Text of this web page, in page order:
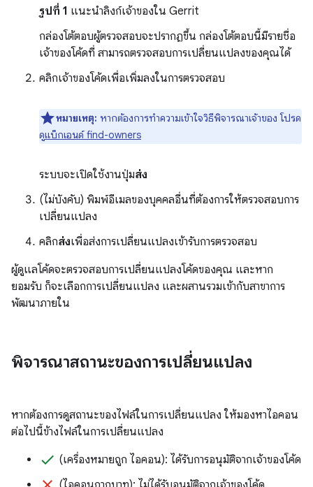
รูปที่ 1 แนะนำลิงก์เจ้าของใน Gerrit
กล่องโต้ตอบผู้ตรวจสอบจะปรากฏขึ้น กล่องโต้ตอบนี้มีรายชื่อ
เจ้าของโค้ดที่ สามารถตรวจสอบการเปลี่ยนแปลงของคุณได้
คลิกเจ้าของโค้ดเพื่อเพิ่มลงในการตรวจสอบ
หมายเหตุ: หากต้องการทำความเข้าใจวิธีพิจารณาเจ้าของ โปรด
ดูแบ็กเอนด์ find-owners
ระบบจะเปิดใช้งานปุ่มส่ง
(ไม่บังคับ) พิมพ์อีเมลของบุคคลอื่นที่ต้องการให้ตรวจสอบการ
เปลี่ยนแปลง
คลิกส่งเพื่อส่งการเปลี่ยนแปลงเข้ารับการตรวจสอบ
ผู้ดูแลโค้ดจะตรวจสอบการเปลี่ยนแปลงโค้ดของคุณ และหาก
ยอมรับ ก็จะเลือกการเปลี่ยนแปลง และผสานรวมเข้ากับสาขาการ
พัฒนาภายใน
พิจารณาสถานะของการเปลี่ยนแปลง
หากต้องการดูสถานะของไฟล์ในการเปลี่ยนแปลง ให้มองหาไอคอน
ต่อไปนี้ข้างไฟล์ในการเปลี่ยนแปลง
done (เครื่องหมายถูก ไอคอน): ได้รับการอนุมัติจากเจ้าของโค้ด